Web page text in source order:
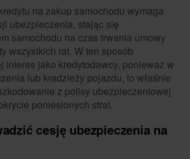
na zakup samochodu wymaga
ubezpieczenia, stając się
samochodu na czas trwania umowy
wszystkich rat. W ten sposób
interes jako kredytodawcy, ponieważ w
lub kradzieży pojazdu, to właśnie
z polisy ubezpieczeniowej
poniesionych strat.
cesję ubezpieczenia na